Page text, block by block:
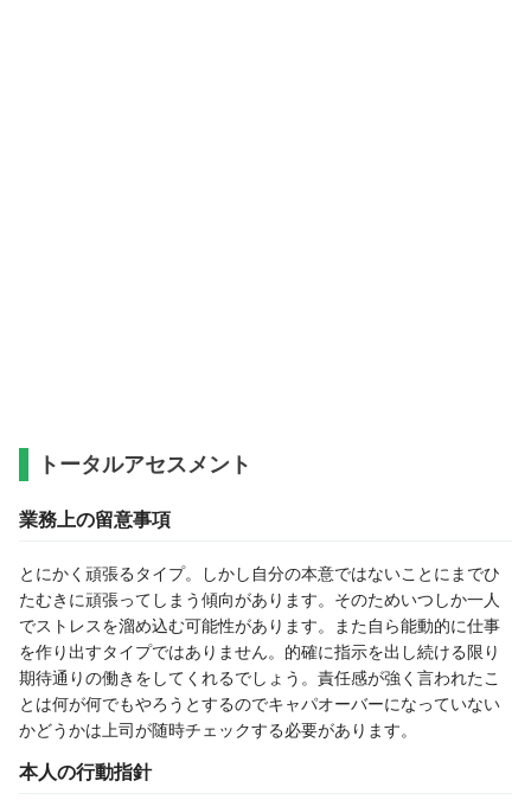
トータルアセスメント
業務上の留意事項
とにかく頑張るタイプ。しかし自分の本意ではないことにまでひ
たむきに頑張ってしまう傾向があります。そのためいつしか一人
でストレスを溜め込む可能性があります。また自ら能動的に仕事
を作り出すタイプではありません。的確に指示を出し続ける限り
期待通りの働きをしてくれるでしょう。責任感が強く言われたこ
とは何が何でもやろうとするのでキャパオーバーになっていない
かどうかは上司が随時チェックする必要があります。
本人の行動指針